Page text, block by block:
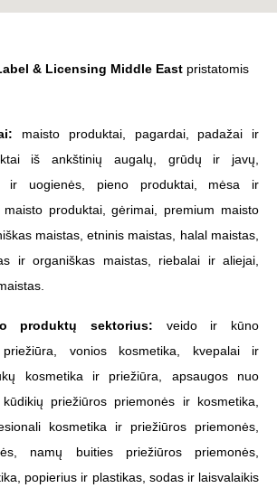
& Licensing Middle East pristatomis
maisto produktai, pagardai, padažai ir
iš ankštinių augalų, grūdų ir javų,
ir uogienės, pieno produktai, mėsa ir
maisto produktai, gėrimai, premium maisto
maistas, etninis maistas, halal maistas,
ir organiškas maistas, riebalai ir aliejai,
produktų sektorius: veido ir kūno
vonios kosmetika, kvepalai ir
kosmetika ir priežiūra, apsaugos nuo
priežiūros priemonės ir kosmetika,
kosmetika ir priežiūros priemonės,
namų buities priežiūros priemonės,
popierius ir plastikas, sodas ir laisvalaikis